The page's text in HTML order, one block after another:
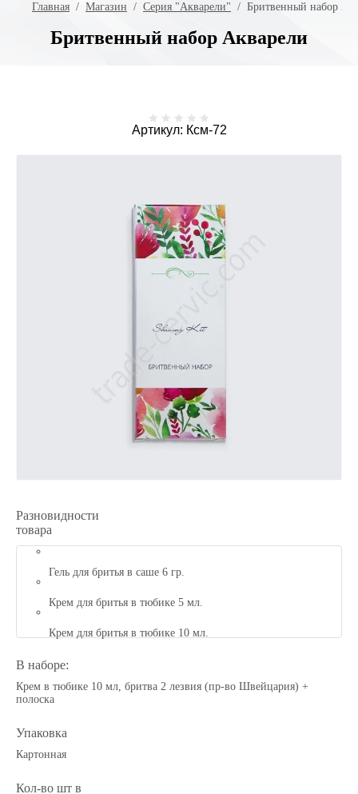
Главная
  /
Магазин
  /
Серия "Акварели"
/  Бритвенный набор
Бритвенный набор Акварели
Артикул: Ксм-72
Разновидности
товара
Гель для бритья в саше 6 гр.
Крем для бритья в тюбике 5 мл.
Крем для бритья в тюбике 10 мл.
В наборе:
Крем в тюбике 10 мл, бритва 2 лезвия (пр-во Швейцария) +
полоска
Упаковка
Картонная
Кол-во шт в